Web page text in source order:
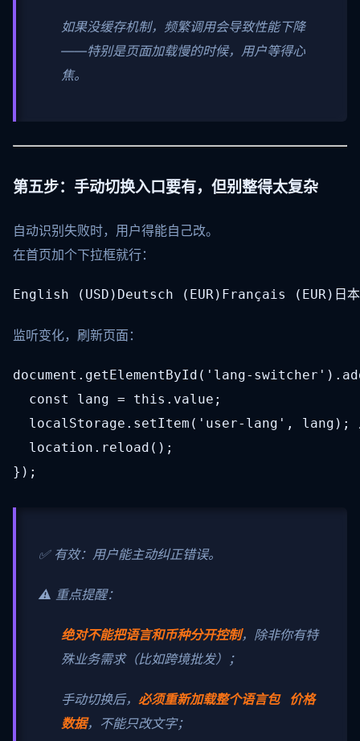
如果没缓存机制，频繁调用会导致性能下降
——特别是页面加载慢的时候，用户等得心
焦。
第五步：手动切换入口要有，但别整得太复杂
自动识别失败时，用户得能自己改。
在首页加个下拉框就行：
English (USD)Deutsch (EUR)Français (EUR)日
监听变化，刷新页面：
document.getElementById('lang-
const lang = this.value;
localStorage.setItem('user-lang', lang); //
location.reload();
});
✅ 有效：用户能主动纠正错误。
⚠️ 重点提醒：
绝对不能把语言和币种分开控制，除非你有特
殊业务需求（比如跨境批发）；
手动切换后， 必须重新加载整个语言包 价格
数据，不能只改文字；